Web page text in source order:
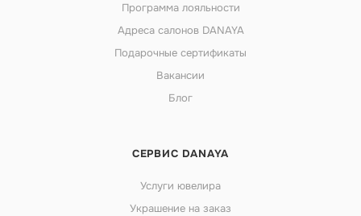
Программа лояльности
Адреса салонов DANAYA
Подарочные сертификаты
Вакансии
Блог
СЕРВИС DANAYA
Услуги ювелира
Украшение на заказ